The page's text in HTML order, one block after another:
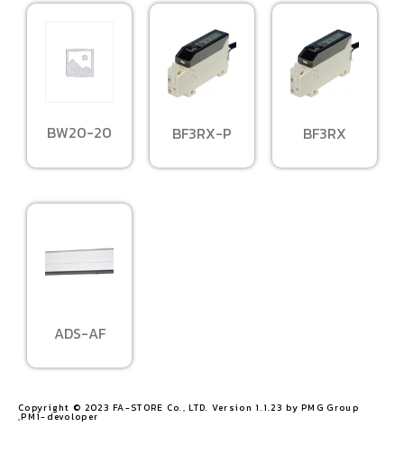
BW20-20 BF3RX-P BF3RX
ADS-AF
Copyright © 2023 FA-STORE Co., LTD. Version 1.1.23 by PMG Group
,PM1-devoloper​